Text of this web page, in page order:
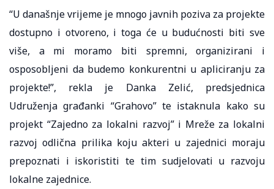
“U današnje vrijeme je mnogo javnih poziva za projekte
dostupno i otvoreno, i toga će u budućnosti biti sve
više, a mi moramo biti spremni, organizirani i
osposobljeni da budemo konkurentni u apliciranju za
projekte!”, rekla je Danka Zelić, predsjednica
Udruženja građanki “Grahovo” te istaknula kako su
projekt “Zajedno za lokalni razvoj” i Mreže za lokalni
razvoj odlična prilika koju akteri u zajednici moraju
prepoznati i iskoristiti te tim sudjelovati u razvoju
lokalne zajednice.